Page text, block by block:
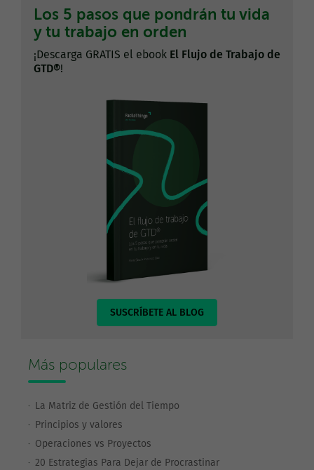
Los 5 pasos que pondrán tu vida
y tu trabajo en orden
¡Descarga GRATIS el ebook El Flujo de Trabajo de
GTD®!
SUSCRÍBETE AL BLOG
Más populares
La Matriz de Gestión del Tiempo
Principios y valores
Operaciones vs Proyectos
20 Estrategias Para Dejar de Procrastinar